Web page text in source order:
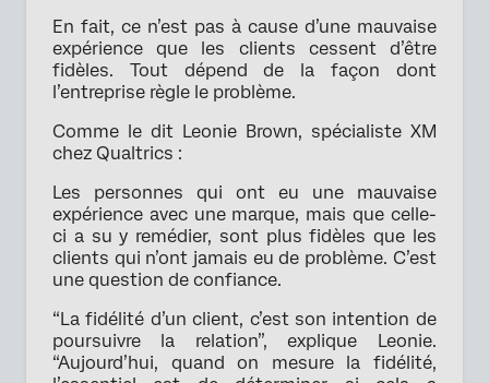
En fait, ce n’est pas à cause d’une mauvaise
expérience que les clients cessent d’être
fidèles. Tout dépend de la façon dont
l’entreprise règle le problème.
Comme le dit Leonie Brown, spécialiste XM
chez Qualtrics :
Les personnes qui ont eu une mauvaise
expérience avec une marque, mais que celle-
ci a su y remédier, sont plus fidèles que les
clients qui n’ont jamais eu de problème. C’est
une question de confiance.
“La fidélité d’un client, c’est son intention de
poursuivre la relation”, explique Leonie.
“Aujourd’hui, quand on mesure la fidélité,